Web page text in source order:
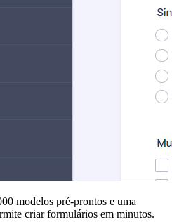
modelos pré-prontos e uma
criar formulários em minutos.